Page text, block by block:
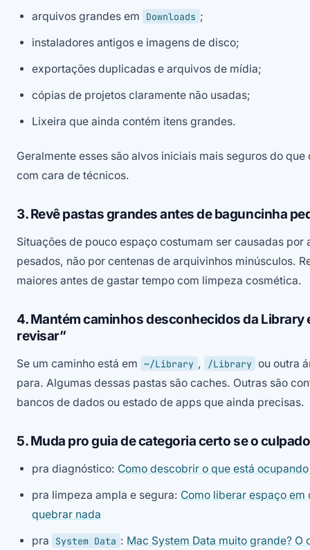
arquivos grandes em Downloads ;
instaladores antigos e imagens de disco;
exportações duplicadas e arquivos de mídia;
cópias de projetos claramente não usadas;
Lixeira que ainda contém itens grandes.
Geralmente esses são alvos iniciais mais seguros do
com cara de técnicos.
3. Revê pastas grandes antes de baguncinha
Situações de pouco espaço costumam ser causadas por
pesados, não por centenas de arquivinhos minúsculos.
maiores antes de gastar tempo com limpeza cosmética.
4. Mantém caminhos desconhecidos da Library
revisar”
Se um caminho está em ~/Library , /Library ou outra
para. Algumas dessas pastas são caches. Outras são
bancos de dados ou estado de apps que ainda precisas.
5. Muda pro guia de categoria certo se o
pra diagnóstico: Como descobrir o que está
pra limpeza ampla e segura: Como liberar espaço em
quebrar nada
pra
System Data : Mac System Data muito grande? O